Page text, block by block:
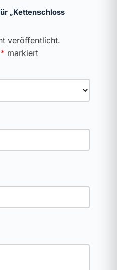
„Kettenschloss
veröffentlicht.
* markiert